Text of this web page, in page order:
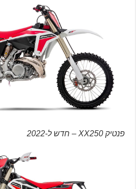
פנטיק XX250 – חדש ל-2022